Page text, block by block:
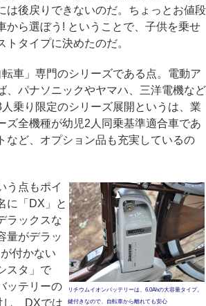
は後戻りできないのだ。ちょっとお値段
から選ぼう! ということで、子供を乗せ
トタイプに決めたのだ。
車」専門のシリーズである点。電動ア
、パナソニックやヤマハ、三洋電機など
乗り限定のシリーズ展開というは、業
ズ全機種が幼児2人同乗基準適合車であ
など、オプション品も充実しているの
リチウムイオンバッテリーは、6.0Ahの大容量タイプ。
鍵付きなので、自転車から離れても安心
う点もポイ
に「DX」と
ラックスな
量がデラッ
付かない
スタ」で
ッテリーの
、DXでは